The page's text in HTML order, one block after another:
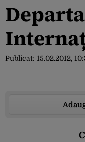
Publicat: 15.02.2012,